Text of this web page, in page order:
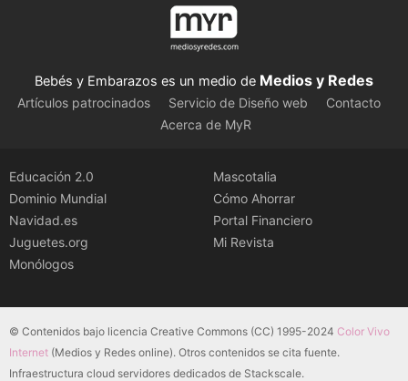
Bebés y Embarazos es un medio de Medios y Redes
Artículos patrocinados Servicio de Diseño web
Contacto
Acerca de MyR
Educación 2.0
Dominio Mundial
Navidad.es
Juguetes.org
Monólogos
Mascotalia
Cómo Ahorrar
Portal Financiero
Mi Revista
© Contenidos bajo licencia Creative Commons (CC) 1995-2024 Color Vivo
Internet (Medios y Redes online). Otros contenidos se cita fuente.
Infraestructura cloud servidores dedicados de Stackscale.